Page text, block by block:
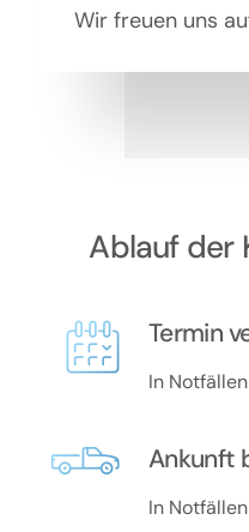
Wir freuen uns
Ablauf der
Termin
In
Ankunft
In